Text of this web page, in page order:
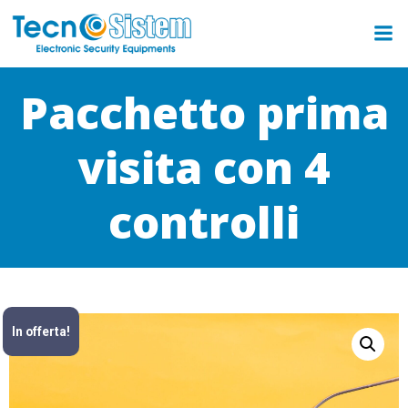
Pacchetto prima
visita con 4
controlli
In offerta!